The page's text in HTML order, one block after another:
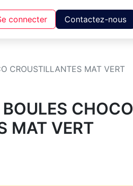
connecter Contactez-nous
CROUSTILLANTES MAT VERT
CHOCO
MAT VERT